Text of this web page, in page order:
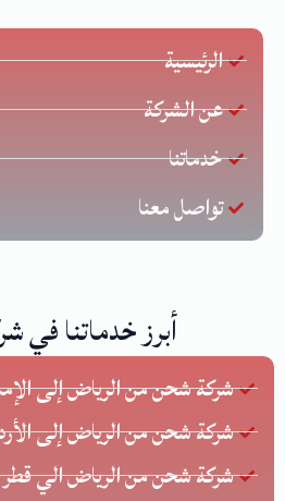
الرئيسية
عن الشركة
خدماتنا
تواصل معنا
أبرز خدماتنا في
شركة شحن من الرياض إلى
شركة شحن من الرياض إلى
شركة شحن من الرياض الي قطر